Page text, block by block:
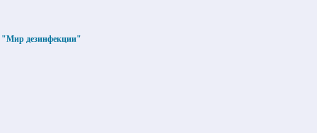
"Мир дезинфекции"